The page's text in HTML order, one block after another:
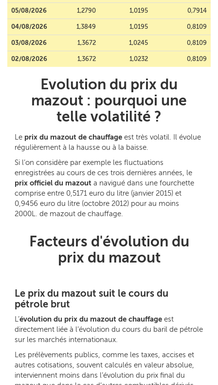
05/08/2026 1,2790 1,0195 0,7914
04/08/2026 1,3849 1,0195 0,8109
03/08/2026 1,3672 1,0245 0,8109
02/08/2026 1,3672 1,0232 0,8109
Evolution du prix du
mazout : pourquoi une
telle volatilité ?
Le prix du mazout de chauffage est très volatil. Il évolue
régulièrement à la hausse ou à la baisse.
Si l’on considère par exemple les fluctuations
enregistrées au cours de ces trois dernières années, le
prix officiel du mazout a navigué dans une fourchette
comprise entre 0,5171 euro du litre (janvier 2015) et
0,9456 euro du litre (octobre 2012) pour au moins
2000L. de mazout de chauffage.
Facteurs d'évolution du
prix du mazout
Le prix du mazout suit le cours du
pétrole brut
L’évolution du prix du mazout de chauffage est
directement liée à l’évolution du cours du baril de pétrole
sur les marchés internationaux.
Les prélèvements publics, comme les taxes, accises et
autres cotisations, souvent calculés en valeur absolue,
interviennent moins dans l’évolution du prix final du